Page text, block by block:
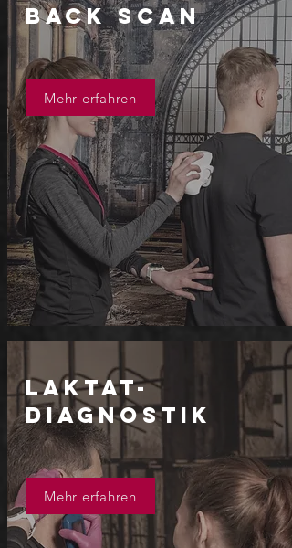
BACK SCAN
Mehr erfahren
LAKTAT-
DIAGNOSTIK
Mehr erfahren